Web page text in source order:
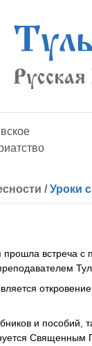
/Уроки
встреча с
и пособий,